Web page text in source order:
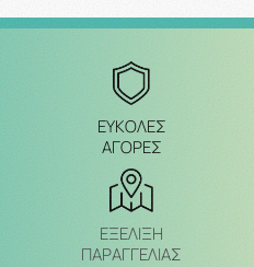
ΕΥΚΟΛΕΣ
ΑΓΟΡΕΣ
ΕΞΈΛΙΞΗ
ΠΑΡΑΓΓΕΛΙΑΣ